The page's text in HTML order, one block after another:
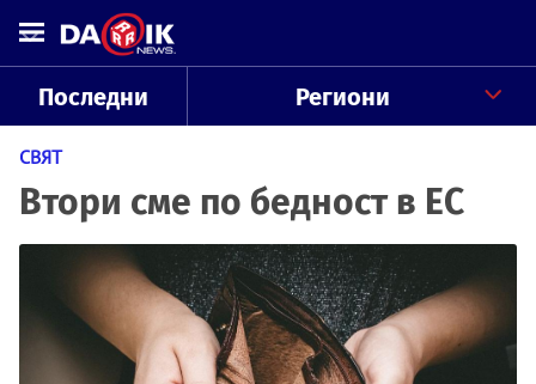
Последни Региони
СВЯТ
Втори сме по бедност в ЕС